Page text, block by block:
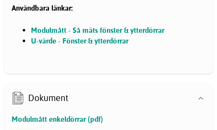
Användbara länkar:
Modulmått - Så mäts fönster & ytterdörrar
U-värde - Fönster & ytterdörrar
Dokument
Modulmått enkeldörrar (pdf)